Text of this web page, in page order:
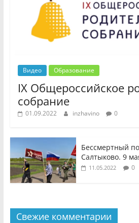
Видео Образование
IX Общероссийское
собрание
01.09.2022 inzhavino 0
Бессмертный
Салтыково. 9
11.05.2022 0
Свежие комментарии